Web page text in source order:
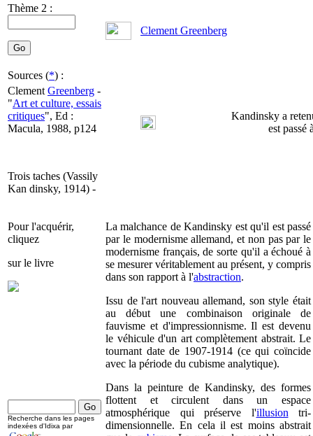
Thème 2 :
Clement Greenberg
Sources (*) :
Clement Greenberg -
"Art et culture, essais
critiques", Ed :
Macula, 1988, p124
Trois taches (Vassily
Kan dinsky, 1914) -
Kandinsky a
est passé
Pour l'acquérir,
cliquez
sur le livre
La malchance de Kandinsky est qu'il est passé
par le modernisme allemand, et non pas par le
modernisme français, de sorte qu'il a échoué à
se mesurer véritablement au présent, y compris
dans son rapport à l'abstraction.
Issu de l'art nouveau allemand, son style était
au début une combinaison originale de
fauvisme et d'impressionnisme. Il est devenu
le véhicule d'un art complètement abstrait. Le
tournant date de 1907-1914 (ce qui coïncide
avec la période du cubisme analytique).
Dans la peinture de Kandinsky, des formes
flottent et circulent dans un espace
atmosphérique qui préserve l'illusion tri-
dimensionnelle. En cela il est moins abstrait
Recherche dans les pages
indexées d'Idixa par